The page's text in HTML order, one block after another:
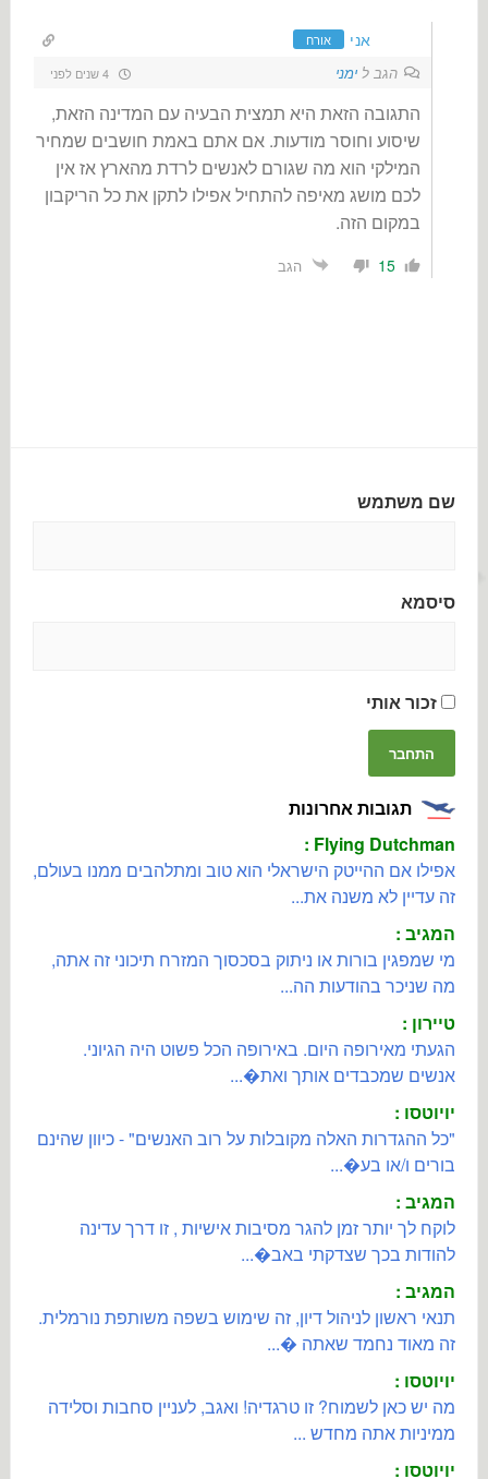
אני אורח
הגב ל ימני
התגובה הזאת היא תמצית הבעיה עם המדינה הזאת,
שיסוע וחוסר מודעות. אם אתם באמת חושבים שמחיר
המילקי הוא מה שגורם לאנשים לרדת מהארץ אז אין
לכם מושג מאיפה להתחיל אפילו לתקן את כל הריקבון
במקום הזה.
15 הגב
שם משתמש
סיסמא
זכור אותי
תגובות אחרונות
Flying Dutchman :
אפילו אם ההייטק הישראלי הוא טוב ומתלהבים ממנו בעולם,
זה עדיין לא משנה את...
המגיב :
מי שמפגין בורות או ניתוק בסכסוך המזרח תיכוני זה אתה,
מה שניכר בהודעות הה...
טיירון :
הגעתי מאירופה היום. באירופה הכל פשוט היה הגיוני.
אנשים שמכבדים אותך ואת�...
יויוטסו :
"כל ההגדרות האלה מקובלות על רוב האנשים" - כיוון שהינם
בורים ו/או בע�...
המגיב :
לוקח לך יותר זמן להגר מסיבות אישיות , זו דרך עדינה
להודות בכך שצדקתי באב�...
המגיב :
תנאי ראשון לניהול דיון, זה שימוש בשפה משותפת נורמלית.
זה מאוד נחמד שאתה �...
יויוטסו :
מה יש כאן לשמוח? זו טרגדיה! ואגב, לעניין סחבות וסלידה
ממיניות אתה מחדש ...
יויוטסו :